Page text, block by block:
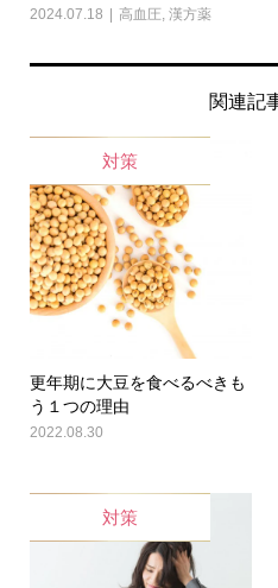
2024.07.18 高血圧, 漢方薬
関連記
対策
更年期に大豆を食べるべきも
う１つの理由
2022.08.30
対策